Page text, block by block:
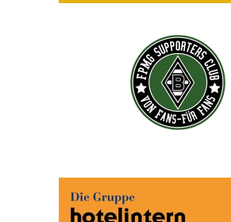
Abonnieren Sie jetzt